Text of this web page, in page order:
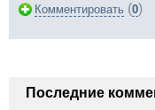
Комментировать (0)
Последние